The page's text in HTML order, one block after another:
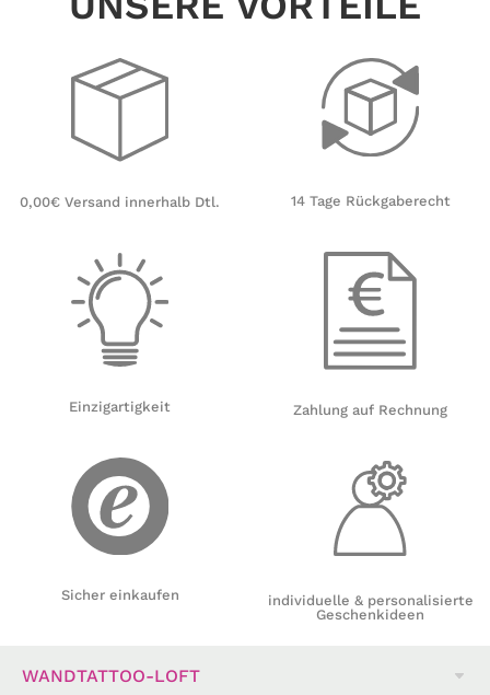
0,00€ Versand innerhalb Dtl.
Einzigartigkeit
Sicher einkaufen
14 Tage Rückgaberecht
Zahlung auf Rechnung
individuelle & personalisierte
Geschenkideen
WANDTATTOO-LOFT